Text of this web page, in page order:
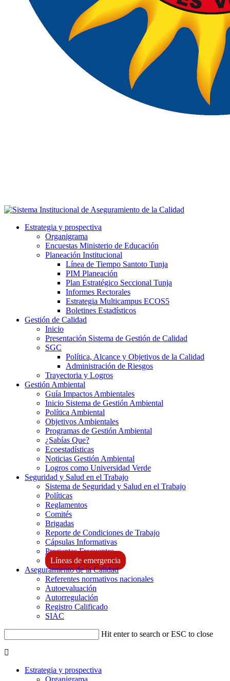
Estrategia y prospectiva
Organigrama
Encuestas Ministerio de Educación
Planeación Institucional
Línea de Tiempo Santoto Tunja
PIM Planeación
Plan Estratégico Seccional Tunja
Informes Rectorales
Estrategia Multicampus ECOS5
Boletines Estadísticos
Gestión de Calidad
Inicio
Presentación Sistema de Gestión de Calidad
SGC
Política, Alcance y Objetivos de la Calidad
Administración de Riesgos
Trayectoria y Logros
Gestión Ambiental
Guía Impactos Ambientales
Inicio Sistema de Gestión Ambiental
Política Ambiental
Objetivos Ambientales
Programas de Gestión Ambiental
¿Sabías Que?
Ecoestadísticas
Noticias Gestión Ambiental
Logros como Universidad Verde
Seguridad y Salud en el Trabajo
Sistema de Seguridad y Salud en el Trabajo
Políticas
Reglamentos
Comités
Brigadas
Reporte de Condiciones de Trabajo
Cápsulas Informativas
Preguntas Frecuentes
Líneas de emergencia
Aseguramiento de la Calidad
Referentes normativos nacionales
Autoevaluación
Autorregulación
Registro Calificado
SIAC
Hit enter to search or ESC to close
Estrategia y prospectiva
Organigrama